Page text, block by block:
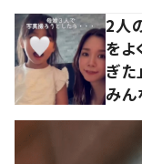
2人
をよ
ぎた
みん